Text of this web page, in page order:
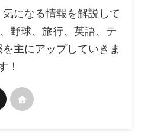
になる情報を解説して
野球、旅行、英語、テ
主にアップしていきま
！